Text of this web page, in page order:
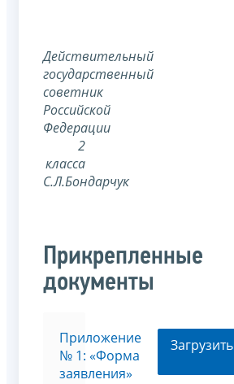
Действительный
государственный
советник
Российской
Федерации
2
класса
С.Л.Бондарчук
Прикрепленные
документы
Приложение
№ 1: «Форма
заявления»
Загрузить